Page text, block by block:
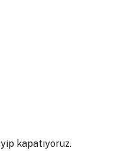
kapatıyoruz.